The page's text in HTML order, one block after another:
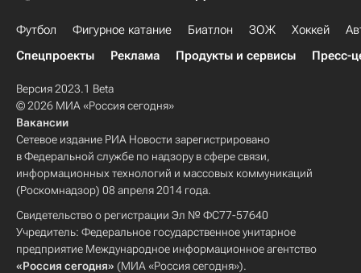
Футбол Фигурное катание Биатлон ЗОЖ Хоккей
Спецпроекты
Реклама Продукты и сервисы Пресс-
Версия 2023.1 Beta
© 2026 МИА «Россия сегодня»
Вакансии
Сетевое издание РИА Новости зарегистрировано
в Федеральной службе по надзору в сфере связи,
информационных технологий и массовых коммуникаций
(Роскомнадзор) 08 апреля 2014 года.
Свидетельство о регистрации Эл № ФС77-57640
Учредитель: Федеральное государственное унитарное
предприятие Международное информационное агентство
«Россия сегодня» (МИА «Россия сегодня»).